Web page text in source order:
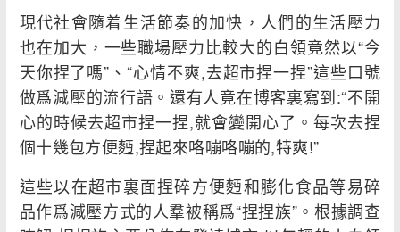
疾病
現代社會隨着生活節奏的加快，人們的生活壓力
也在加大，一些職場壓力比較大的白領竟然以“今
天你捏了嗎”、“心情不爽,去超市捏一捏”這些口號
做爲減壓的流行語。還有人竟在博客裏寫到:“不開
心的時候去超市捏一捏,就會變開心了。每次去捏
個十幾包方便麪,捏起來咯嘣咯嘣的,特爽!”
這些以在超市裏面捏碎方便麪和膨化食品等易碎
品作爲減壓方式的人羣被稱爲“捏捏族”。根據調查